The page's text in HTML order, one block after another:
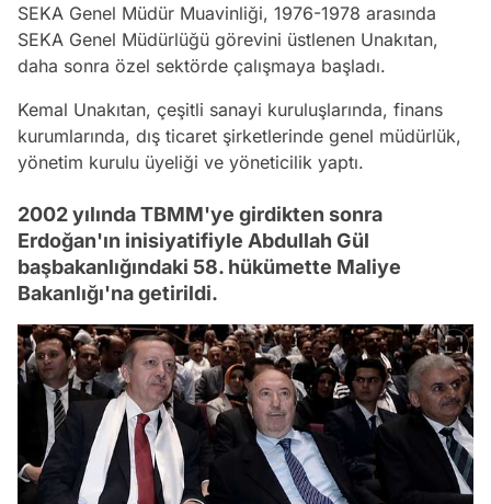
SEKA Genel Müdür Muavinliği, 1976-1978 arasında
SEKA Genel Müdürlüğü görevini üstlenen Unakıtan,
daha sonra özel sektörde çalışmaya başladı.
Kemal Unakıtan, çeşitli sanayi kuruluşlarında, finans
kurumlarında, dış ticaret şirketlerinde genel müdürlük,
yönetim kurulu üyeliği ve yöneticilik yaptı.
2002 yılında TBMM'ye girdikten sonra
Erdoğan'ın inisiyatifiyle Abdullah Gül
başbakanlığındaki 58. hükümette Maliye
Bakanlığı'na getirildi.